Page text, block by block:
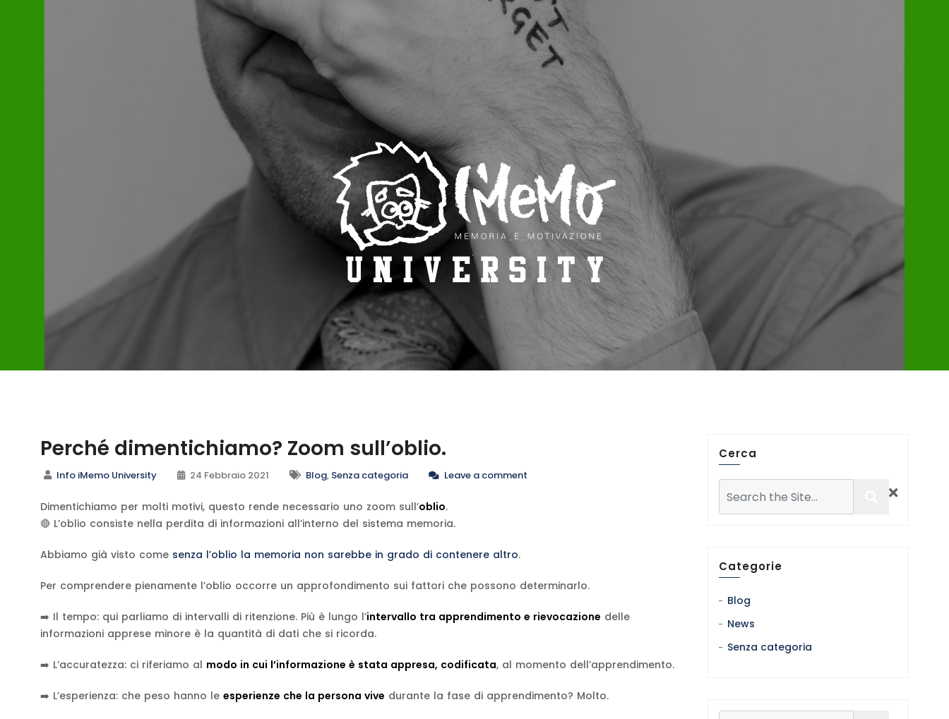
Perché dimentichiamo? Zoom sull’oblio.
Info iMemo University 24 Febbraio 2021 Blog, Senza categoria Leave a comment
Dimentichiamo per molti motivi, questo rende necessario uno zoom sull’oblio.
🔴 L’oblio consiste nella perdita di informazioni all’interno del sistema memoria.
Abbiamo già visto come senza l’oblio la memoria non sarebbe in grado di contenere altro.
Per comprendere pienamente l’oblio occorre un approfondimento sui fattori che possono determinarlo.
➡️ Il tempo: qui parliamo di intervalli di ritenzione. Più è lungo l’intervallo tra apprendimento e rievocazione delle
informazioni apprese minore è la quantità di dati che si ricorda.
➡️ L’accuratezza: ci riferiamo al modo in cui l’informazione è stata appresa, codificata, al momento dell’apprendimento.
➡️ L’esperienza: che peso hanno le esperienze che la persona vive durante la fase di apprendimento? Molto.
Cerca
Categorie
Blog
News
Senza categoria